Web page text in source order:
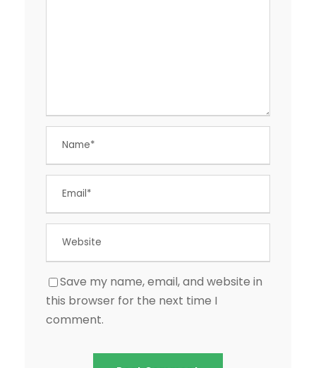
Save my name, email, and website in
this browser for the next time I
comment.